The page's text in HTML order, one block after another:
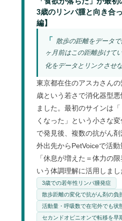
3歳のリンパ腫と向き合
編】
散歩の距離をデータ
ヶ月前はこの距離歩けて
化をデータとリンクさせ
東京都在住のアスカさん
歳という若さで消化器型
ました。最初のサインは
くなった」という小さな
で発見後、複数の抗がん
外出先からPetVoiceで活動
「休息が増えた＝体力の
いう体調理解に活用しまし
3歳での若年性リンパ腫発症
散歩距離の変化で抗がん剤の負
活動量・呼吸数で在宅外でも状
セカンドオピニオンで転移を早